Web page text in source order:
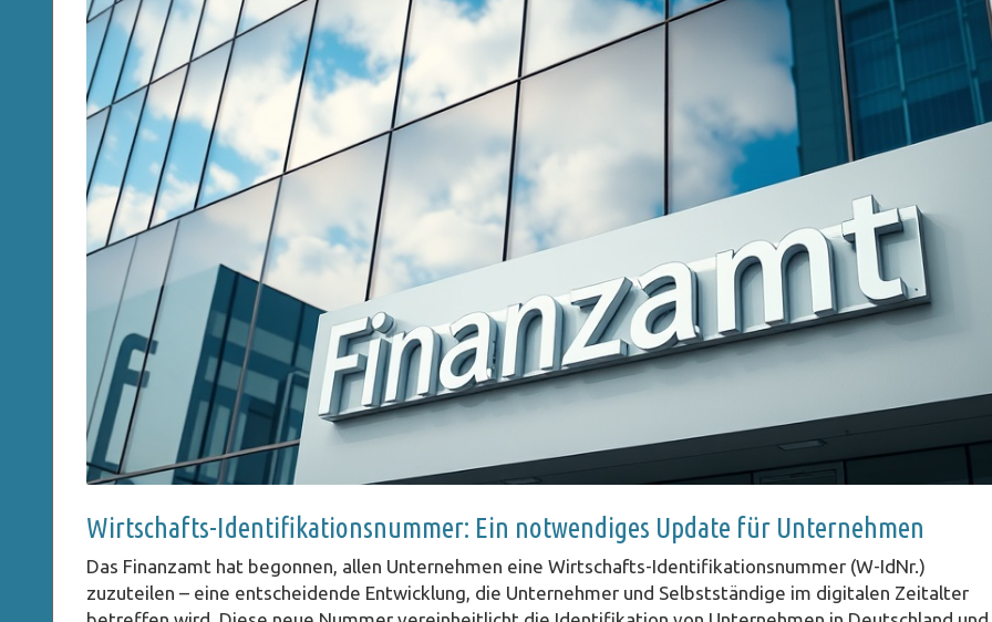
Wirtschafts-Identifikationsnummer: Ein notwendiges Update für Unternehmen
Das Finanzamt hat begonnen, allen Unternehmen eine Wirtschafts-Identifikationsnummer (W-IdNr.)
zuzuteilen – eine entscheidende Entwicklung, die Unternehmer und Selbstständige im digitalen Zeitalter